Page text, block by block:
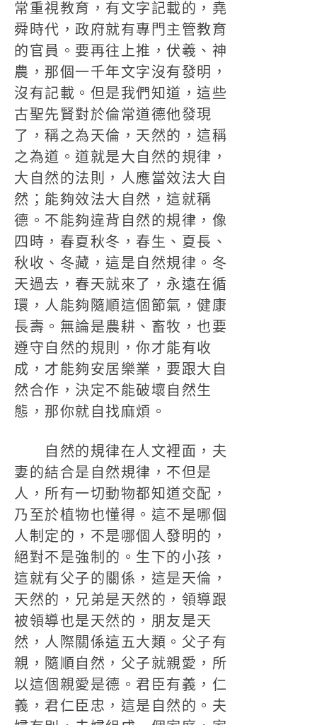
常重視教育，有文字記載的，堯
舜時代，政府就有專門主管教育
的官員。要再往上推，伏羲、神
農，那個一千年文字沒有發明，
沒有記載。但是我們知道，這些
古聖先賢對於倫常道德他發現
了，稱之為天倫，天然的，這稱
之為道。道就是大自然的規律，
大自然的法則，人應當效法大自
然；能夠效法大自然，這就稱
德。不能夠違背自然的規律，像
四時，春夏秋冬，春生、夏長、
秋收、冬藏，這是自然規律。冬
天過去，春天就來了，永遠在循
環，人能夠隨順這個節氣，健康
長壽。無論是農耕、畜牧，也要
遵守自然的規則，你才能有收
成，才能夠安居樂業，要跟大自
然合作，決定不能破壞自然生
態，那你就自找麻煩。
自然的規律在人文裡面，夫
妻的結合是自然規律，不但是
人，所有一切動物都知道交配，
乃至於植物也懂得。這不是哪個
人制定的，不是哪個人發明的，
絕對不是強制的。生下的小孩，
這就有父子的關係，這是天倫，
天然的，兄弟是天然的，領導跟
被領導也是天然的，朋友是天
然，人際關係這五大類。父子有
親，隨順自然，父子就親愛，所
以這個親愛是德。君臣有義，仁
義，君仁臣忠，這是自然的。夫